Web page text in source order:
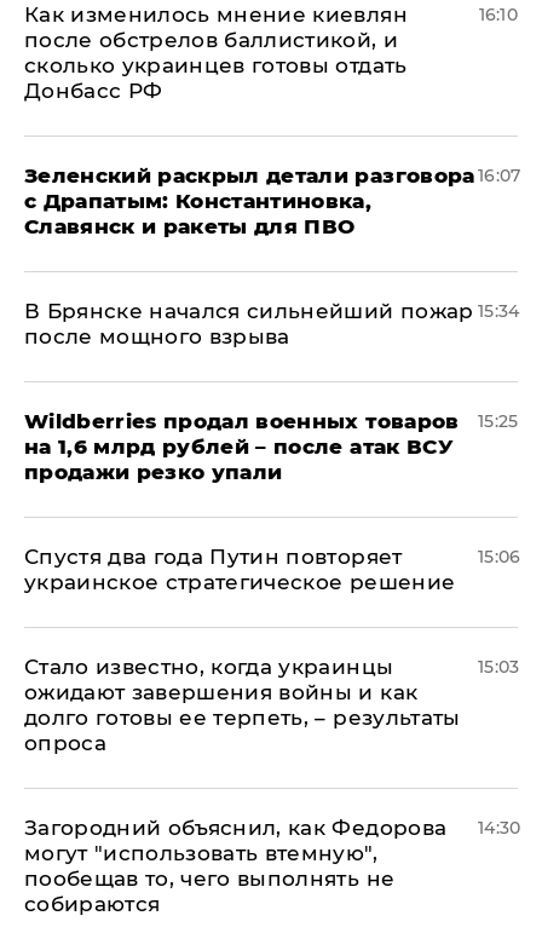
Как изменилось мнение киевлян
после обстрелов баллистикой, и
сколько украинцев готовы отдать
Донбасс РФ
16:10
​Зеленский раскрыл детали разговора
с Драпатым: Константиновка,
Славянск и ракеты для ПВО
16:07
В Брянске начался сильнейший пожар
после мощного взрыва
15:34
​Wildberries продал военных товаров
на 1,6 млрд рублей – после атак ВСУ
продажи резко упали
15:25
Спустя два года Путин повторяет
украинское стратегическое решение
15:06
Стало известно, когда украинцы
ожидают завершения войны и как
долго готовы ее терпеть, – результаты
опроса
15:03
Загородний объяснил, как Федорова
могут "использовать втемную",
пообещав то, чего выполнять не
собираются
14:30